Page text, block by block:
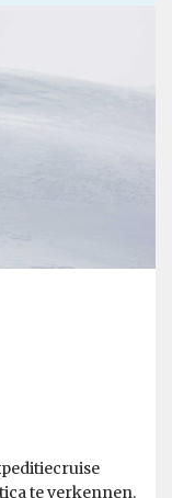
te verkennen.